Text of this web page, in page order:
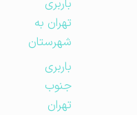
باربری
تهران به
شهرستان
باربری
جنوب
تهران